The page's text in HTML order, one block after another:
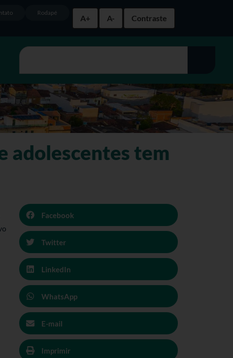
A+
A- Contraste
Rodapé
adolescentes tem
Facebook
Twitter
LinkedIn
WhatsApp
E-mail
Imprimir